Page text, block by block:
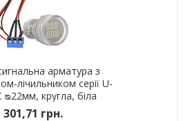
арматура з
лічильником серії U-
ᴓ22мм, кругла, біла
301,71 грн.